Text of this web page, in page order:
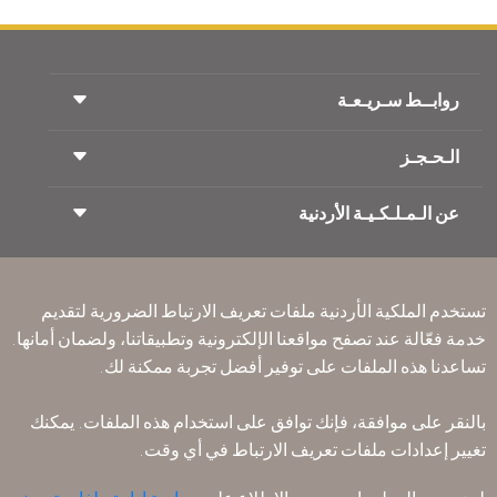
روابــط سـريـعـة
شروط السفر
السفر أثناء الحمل
ذوي الاحتياجات الخاصة
Accessibility Plan and Feedback Process
الـحـجـز
حجز القطار
تكرم
الإقامه لمسافري الترانزيت
عن الـمـلـكـيـة الأردنية
انضم لعائلتنا
الأخبار
سـيـا سة الخصوصية
مكاتبنا حول العالم
شروط وأحكام العقد
سياسة ملفات تعريف الارتباط
قواعد السفر إلى أمريكا الشمالية
تستخدم الملكية الأردنية ملفات تعريف الارتباط الضرورية لتقديم
خدمة فعّالة عند تصفح مواقعنا الإلكترونية وتطبيقاتنا، ولضمان أمانها.
تساعدنا هذه الملفات على توفير أفضل تجربة ممكنة لك.
بالنقر على موافقة، فإنك توافق على استخدام هذه الملفات. يمكنك
تغيير إعدادات ملفات تعريف الارتباط في أي وقت.